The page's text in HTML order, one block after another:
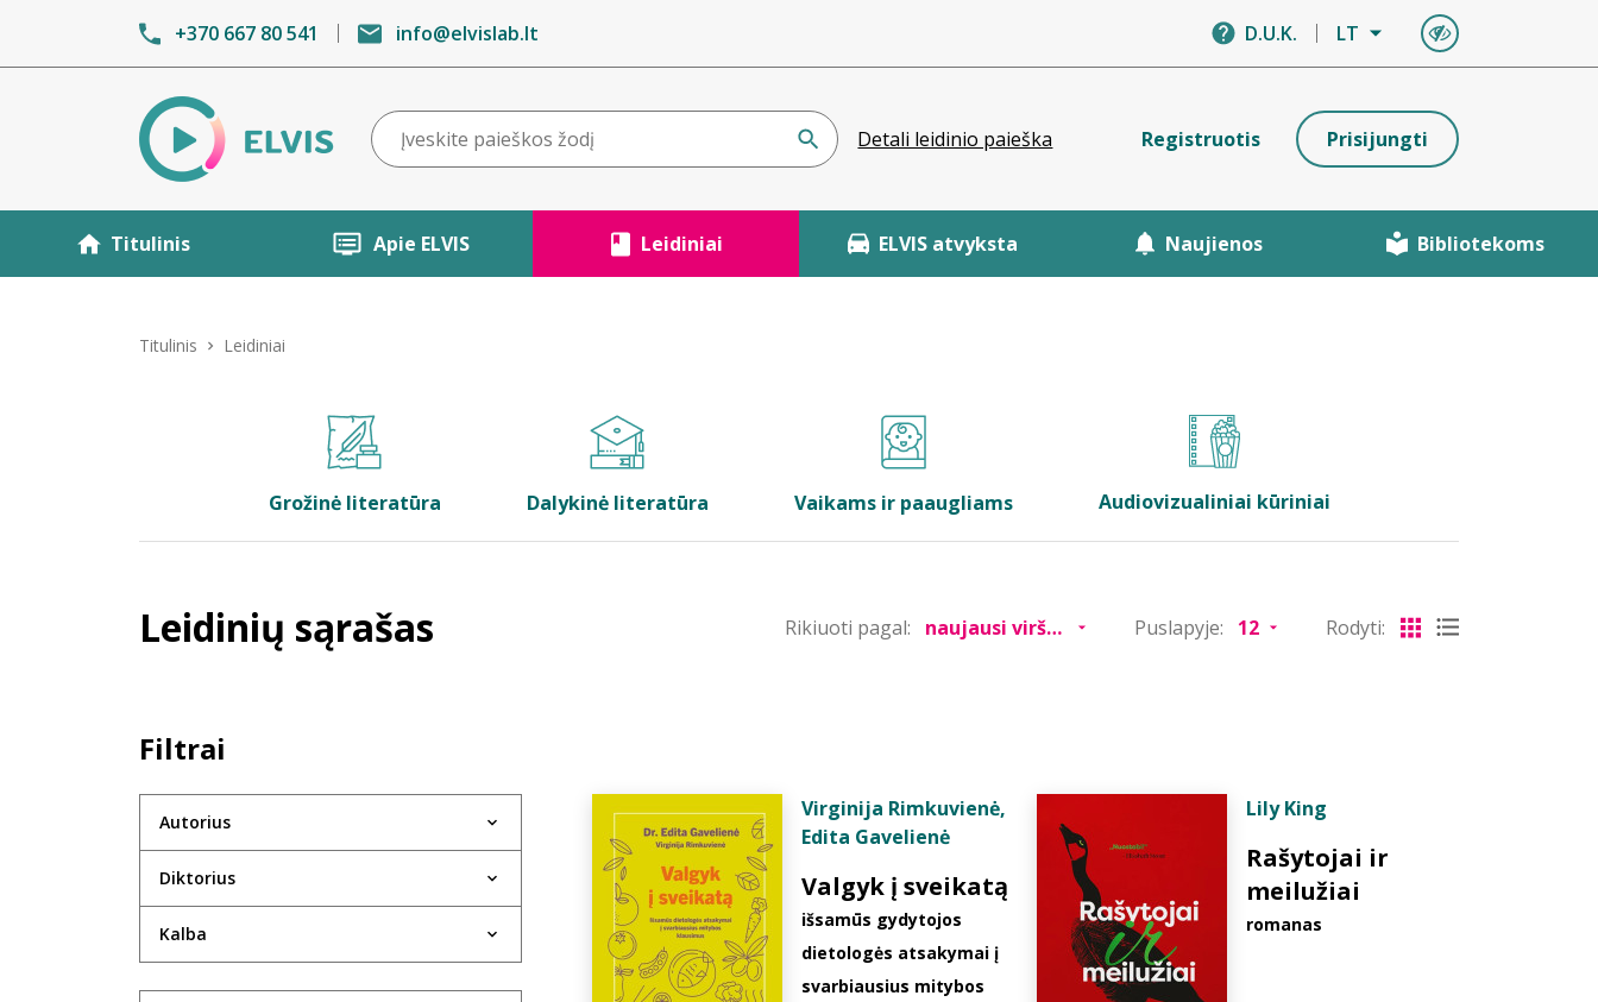
+370 667 80 541 info@elvislab.lt D.U.K. LT
Detali leidinio paieška Registruotis Prisijungti
Titulinis Apie ELVIS Leidiniai ELVIS atvyksta Naujienos Bibliotekoms
Titulinis Leidiniai
Grožinė literatūra Dalykinė literatūra Vaikams ir paaugliams Audiovizualiniai kūriniai
Leidinių sąrašas Rikiuoti pagal: Puslapyje: Rodyti:
Filtrai
Autorius
Diktorius
Kalba
Virginija Rimkuvienė,
Edita Gavelienė
Valgyk į sveikatą
išsamūs gydytojos
dietologės atsakymai į
svarbiausius mitybos
Lily King
Rašytojai ir
meilužiai
romanas